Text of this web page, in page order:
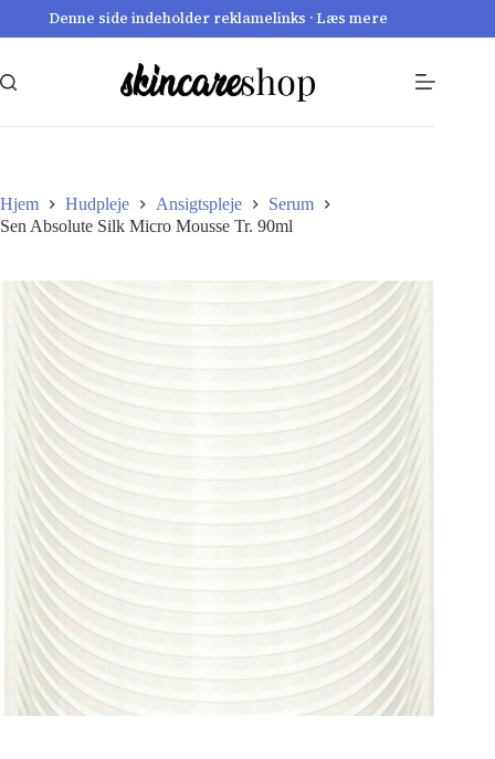
Denne side indeholder reklamelinks · Læs mere
Hjem Hudpleje Ansigtspleje
Serum
Sen Absolute Silk Micro Mousse Tr. 90ml